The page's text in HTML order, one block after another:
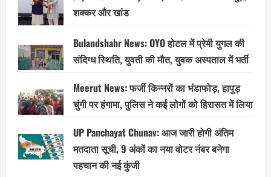
शक्कर और खांड
Bulandshahr News: OYO होटल में प्रेमी युगल की
संदिग्ध स्थिति, युवती की मौत, युवक अस्पताल में भर्ती
Meerut News: फर्जी किन्नरों का भंडाफोड़, हापुड़
चुंगी पर हंगामा, पुलिस ने कई लोगों को हिरासत में लिया
UP Panchayat Chunav: आज जारी होगी अंतिम
मतदाता सूची, 9 अंकों का नया वोटर नंबर बनेगा
पहचान की नई कुंजी